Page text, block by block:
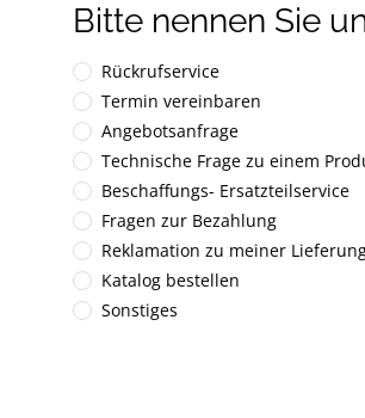
Bitte nennen Sie
Rückrufservice
Termin vereinbaren
Angebotsanfrage
Technische Frage zu einem
Beschaffungs- Ersatzteilservice
Fragen zur Bezahlung
Reklamation zu meiner
Katalog bestellen
Sonstiges